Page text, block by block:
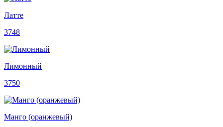
Латте
3748
Лимонный
3750
Манго (оранжевый)